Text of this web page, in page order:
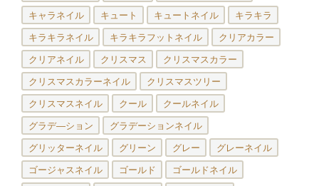
キャラネイル キュート キュートネイル キラキラ
キラキラネイル キラキラフットネイル クリアカラー
クリアネイル クリスマス クリスマスカラー
クリスマスカラーネイル クリスマスツリー
クリスマスネイル クール クールネイル
グラデ―ション グラデーションネイル
グリッターネイル グリーン グレー グレーネイル
ゴージャスネイル ゴールド ゴールドネイル